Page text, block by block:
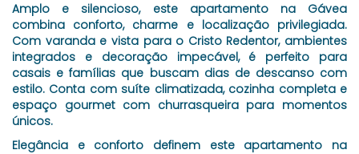
Amplo e silencioso, este apartamento na Gávea
combina conforto, charme e localização privilegiada.
Com varanda e vista para o Cristo Redentor, ambientes
integrados e decoração impecável, é perfeito para
casais e famílias que buscam dias de descanso com
estilo. Conta com suíte climatizada, cozinha completa e
espaço gourmet com churrasqueira para momentos
únicos.
Elegância e conforto definem este apartamento na